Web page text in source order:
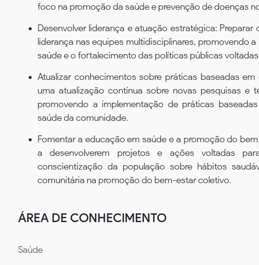
foco na promoção da saúde e prevenção de doenças
Desenvolver liderança e atuação estratégica:
liderança nas equipes multidisciplinares, promovendo
saúde e o fortalecimento das políticas públicas
Atualizar conhecimentos sobre práticas baseadas
uma atualização contínua sobre novas pesquisas e
promovendo a implementação de práticas
saúde da comunidade.
Fomentar a educação em saúde e a promoção do
a desenvolverem projetos e ações voltadas
conscientização da população sobre hábitos
comunitária na promoção do bem-estar coletivo.
ÁREA DE CONHECIMENTO
Saúde